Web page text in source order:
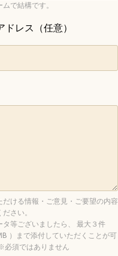
ムで結構です。
ドレス（任意）
だける情報・ご意見・ご要望の内容
さい。
タ等ございましたら、 最大３件
）まで添付していただくことが可
必須ではありません